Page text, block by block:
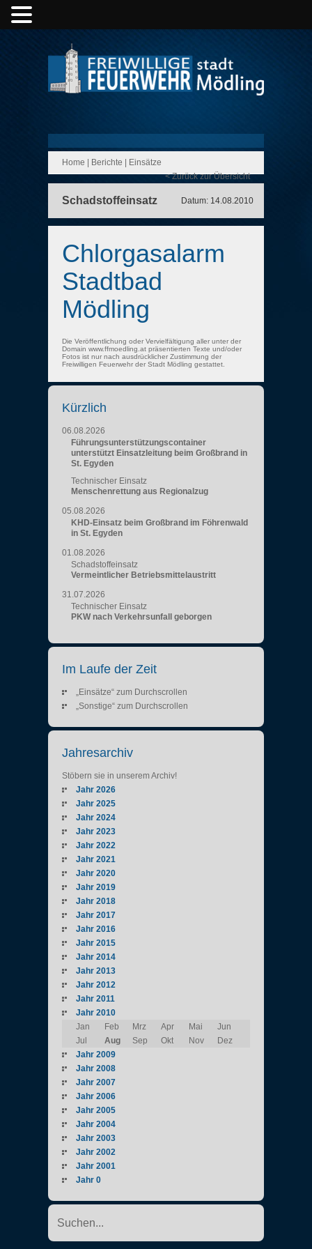
Home Berichte
Einsätze
< Zurück zur Übersicht
Schadstoffeinsatz Datum: 14.08.2010
Chlorgasalarm
Stadtbad
Mödling
Die Veröffentlichung oder Vervielfältigung aller unter der
Domain www.ffmoedling.at präsentierten Texte und/oder
Fotos ist nur nach ausdrücklicher Zustimmung der
Freiwilligen Feuerwehr der Stadt Mödling gestattet.
Kürzlich
06.08.2026
Führungsunterstützungscontainer
unterstützt Einsatzleitung beim Großbrand in
St. Egyden
Technischer Einsatz
Menschenrettung aus Regionalzug
05.08.2026
KHD-Einsatz beim Großbrand im Föhrenwald
in St. Egyden
01.08.2026
Schadstoffeinsatz
Vermeintlicher Betriebsmittelaustritt
31.07.2026
Technischer Einsatz
PKW nach Verkehrsunfall geborgen
Im Laufe der Zeit
„Einsätze“ zum Durchscrollen
„Sonstige“ zum Durchscrollen
Jahresarchiv
Stöbern sie in unserem Archiv!
Jahr 2026
Jahr 2025
Jahr 2024
Jahr 2023
Jahr 2022
Jahr 2021
Jahr 2020
Jahr 2019
Jahr 2018
Jahr 2017
Jahr 2016
Jahr 2015
Jahr 2014
Jahr 2013
Jahr 2012
Jahr 2011
Jahr 2010
Jan
Feb Mrz Apr Mai
Jun
Jul
Aug Sep Okt Nov
Dez
Jahr 2009
Jahr 2008
Jahr 2007
Jahr 2006
Jahr 2005
Jahr 2004
Jahr 2003
Jahr 2002
Jahr 2001
Jahr 0